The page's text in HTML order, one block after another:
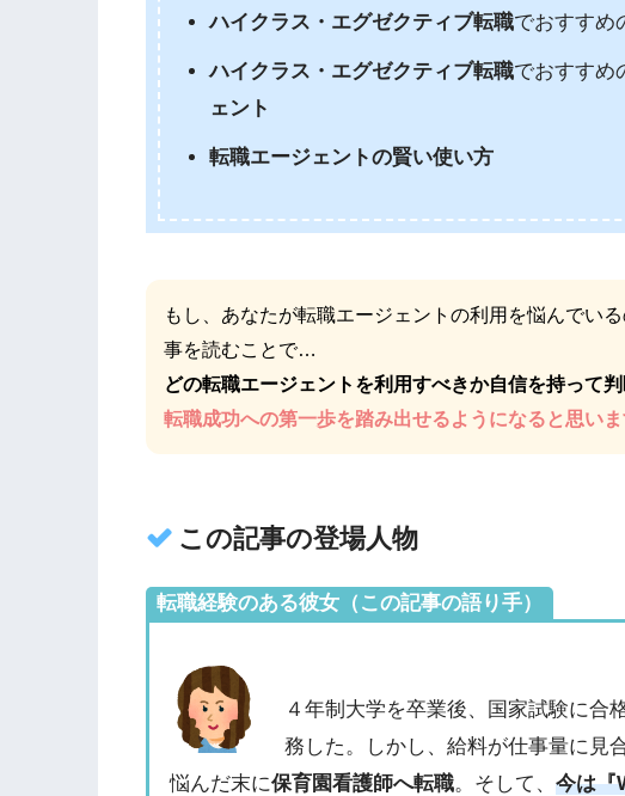
ハイクラス・エグゼクティブ転職でおすすめ
ハイクラス・エグゼクティブ転職でおすすめ
ェント
転職エージェントの賢い使い方
もし、あなたが転職エージェントの利用を悩んでい
事を読むことで…
どの転職エージェントを利用すべきか自信を持って
転職成功への第一歩を踏み出せるようになると思いま
この記事の登場人物
転職経験のある彼女（この記事の語り手）
４年制大学を卒業後、国家試験に合
務した。しかし、給料が仕事量に見
悩んだ末に保育園看護師へ転職。そして、今は『